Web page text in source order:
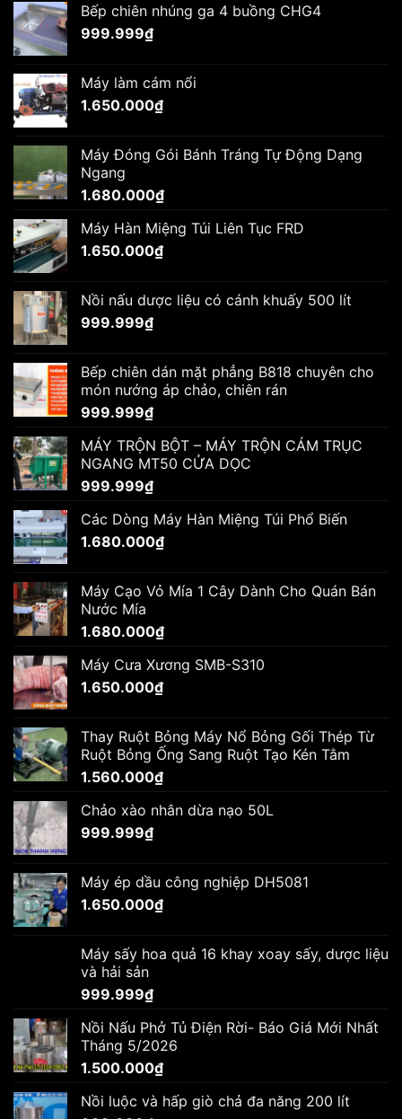
là:
tại
Bếp chiên nhúng ga 4 buồng CHG4
999.999₫
Máy làm cám nổi
1.650.000₫
Máy Đóng Gói Bánh Tráng Tự Động Dạng
Ngang
1.680.000₫
Máy Hàn Miệng Túi Liên Tục FRD
1.650.000₫
Nồi nấu dược liệu có cánh khuấy 500 lít
999.999₫
Bếp chiên dán mặt phẳng B818 chuyên cho
món nướng áp chảo, chiên rán
999.999₫
MÁY TRỘN BỘT – MÁY TRỘN CÁM TRỤC
NGANG MT50 CỬA DỌC
999.999₫
Các Dòng Máy Hàn Miệng Túi Phổ Biến
1.680.000₫
Máy Cạo Vỏ Mía 1 Cây Dành Cho Quán Bán
Nước Mía
1.680.000₫
Máy Cưa Xương SMB-S310
1.650.000₫
Thay Ruột Bỏng Máy Nổ Bỏng Gối Thép Từ
Ruột Bỏng Ống Sang Ruột Tạo Kén Tằm
1.560.000₫
Chảo xào nhân dừa nạo 50L
999.999₫
Máy ép dầu công nghiệp DH5081
1.650.000₫
Máy sấy hoa quả 16 khay xoay sấy, dược liệu
và hải sản
999.999₫
Nồi Nấu Phở Tủ Điện Rời- Báo Giá Mới Nhất
Tháng 5/2026
1.500.000₫
Nồi luộc và hấp giò chả đa năng 200 lít